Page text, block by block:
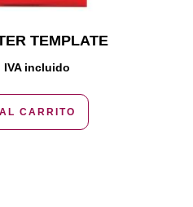
TEMPLATE
IVA incluido
CARRITO